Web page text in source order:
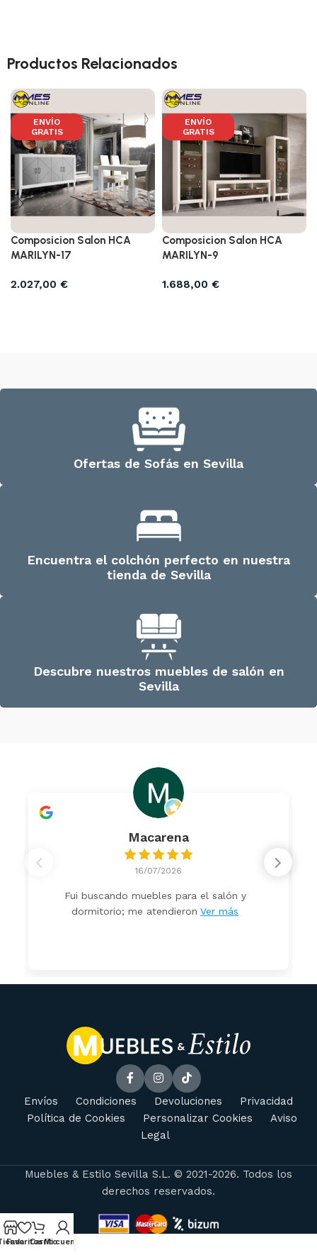
Productos Relacionados
ENVÍO
GRATIS
Composicion Salon HCA
MARILYN-17
2.027,00 €
ENVÍO
GRATIS
Composicion Salon HCA
MARILYN-9
1.688,00 €
Ofertas de Sofás en Sevilla
Encuentra el colchón perfecto en nuestra
tienda de Sevilla
Descubre nuestros muebles de salón en
Sevilla
Macarena
16/07/2026
Fui buscando muebles para el salón y
dormitorio; me atendieron Ver más
Envíos Condiciones Devoluciones
Privacidad
Política de Cookies
Personalizar Cookies
Aviso
Legal
Muebles & Estilo Sevilla S.L. © 2021-2026. Todos los
derechos reservados.
FavoritosCarritoMi cuenta